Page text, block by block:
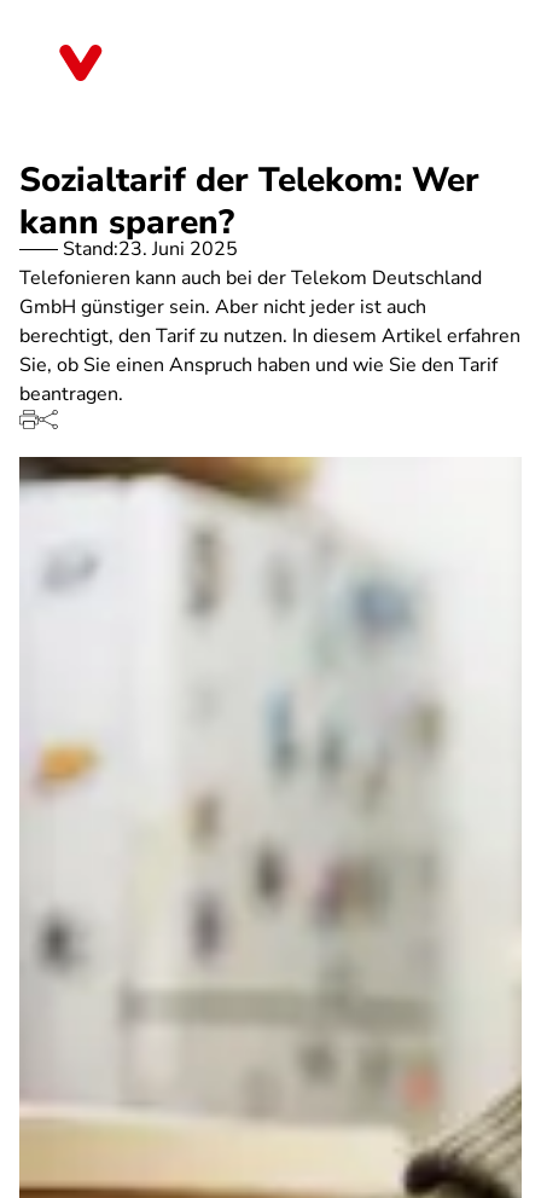
Sozialtarif der Telekom: Wer
kann sparen?
Stand:23. Juni 2025
Telefonieren kann auch bei der Telekom Deutschland
GmbH günstiger sein. Aber nicht jeder ist auch
berechtigt, den Tarif zu nutzen. In diesem Artikel erfahren
Sie, ob Sie einen Anspruch haben und wie Sie den Tarif
beantragen.